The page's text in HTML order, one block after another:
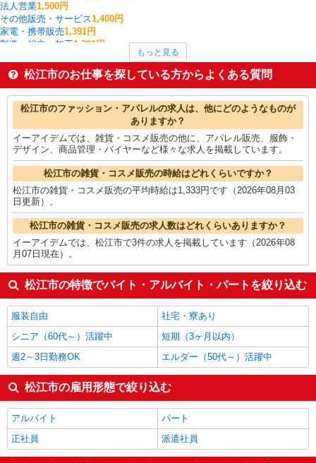
法人営業1,500円
その他販売・サービス1,400円
家電・携帯販売1,391円
製造・組立・加工1,391円
梱包・仕分け・ピッキング1,305円
医薬品・ドラッグストア
1,300円
保育士・保育補助1,291円
松江市の他の職種の平均時給を見る
もっと見る
松江市のお仕事を探している方からよくある質問
松江市のファッション・アパレルの求人は、他にどのようなものが
ありますか？
イーアイデムでは、雑貨・コスメ販売の他に、アパレル販売、服飾・
デザイン、商品管理・バイヤーなど様々な求人を掲載しています。
松江市の雑貨・コスメ販売の時給はどれくらいですか？
松江市の雑貨・コスメ販売の平均時給は1,333円です（2026年08月03
日更新）。
松江市の雑貨・コスメ販売の求人数はどれくらいありますか？
イーアイデムでは、松江市で3件の求人を掲載しています（2026年08
月07日現在）。
松江市の特徴でバイト・アルバイト・パートを絞り込む
服装自由
社宅・寮あり
シニア（60代～）活躍中
短期（3ヶ月以内）
週2～3日勤務OK
エルダー（50代～）活躍中
松江市の雇用形態で絞り込む
アルバイト
パート
正社員
派遣社員